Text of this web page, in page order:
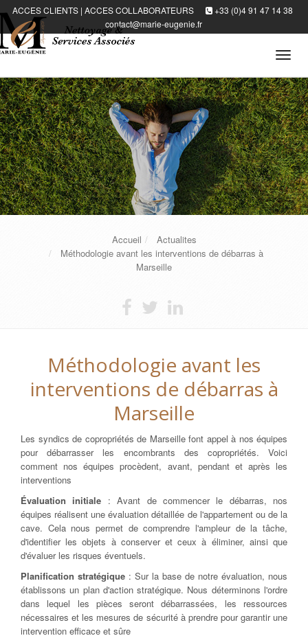
ACCES CLIENTS| ACCES COLLABORATEURS
+33 (0)4 91 47 14 38
contact@marie-eugenie.fr
Accueil
Actualites
Méthodologie avant les interventions de débarras à
Marseille
Méthodologie avant les
interventions de débarras à
Marseille
Les syndics de copropriétés de Marseille font appel à nos équipes
pour débarrasser les encombrants des copropriétés. Voici
comment nos équipes procèdent, avant, pendant et après les
interventions
Évaluation initiale : Avant de commencer le débarras, nos
équipes réalisent une évaluation détaillée de l'appartement ou de la
cave. Cela nous permet de comprendre l'ampleur de la tâche,
d'identifier les objets à conserver et ceux à éliminer, ainsi que
d'évaluer les risques éventuels.
Planification stratégique : Sur la base de notre évaluation, nous
établissons un plan d'action stratégique. Nous déterminons l'ordre
dans lequel les pièces seront débarrassées, les ressources
nécessaires et les mesures de sécurité à prendre pour garantir une
intervention efficace et sûre